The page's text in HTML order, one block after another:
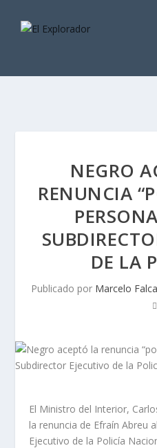
NEGRO
RENUNCIA
DE LA
Publicado por Marcelo Falca
El Ministro del Interior,
la renuncia de Efraín Abreu
Ejecutivo de la Policía